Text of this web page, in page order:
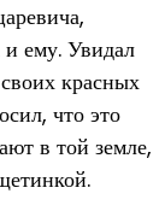
и ему. Увидал
своих красных
что это
в той земле,